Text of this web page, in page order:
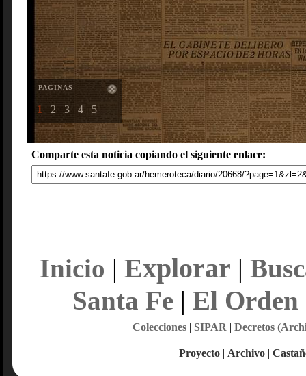
PAGINAS
1 2 3 4 5
Comparte esta noticia copiando el siguiente enlace:
Inicio | Explorar |
Santa Fe| El Orden
Colecciones| SIPAR | Decretos
Proyecto | Archivo |